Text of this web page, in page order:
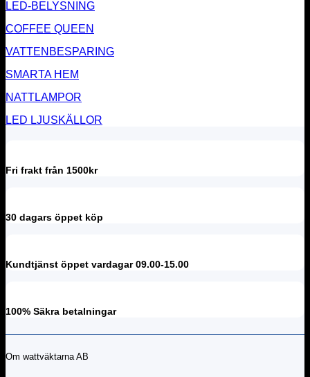
LED-BELYSNING
COFFEE QUEEN
VATTENBESPARING
SMARTA HEM
NATTLAMPOR
LED LJUSKÄLLOR
Fri frakt från 1500kr
30 dagars öppet köp
Kundtjänst öppet vardagar 09.00-15.00
100% Säkra betalningar
Om wattväktarna AB